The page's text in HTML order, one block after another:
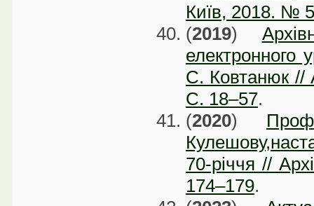
Київ, 2018. №
(2019)
С. Ковтанюк //
С. 18–57.
(2020)
70-річчя //
174–179.